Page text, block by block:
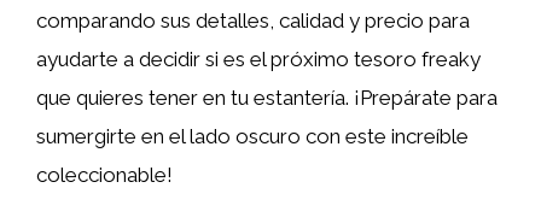
comparando sus detalles, calidad y precio para
ayudarte a decidir si es el próximo tesoro freaky
que quieres tener en tu estantería. ¡Prepárate para
sumergirte en el lado oscuro con este increíble
coleccionable!